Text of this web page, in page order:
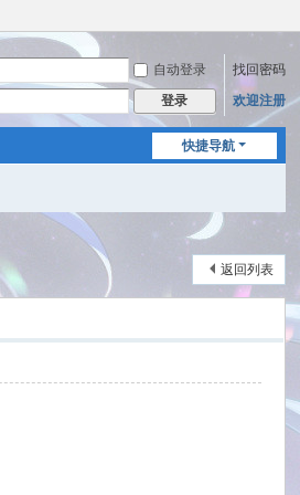
自动登录
找回密码
登录 欢迎注册
快捷导航
返回列表